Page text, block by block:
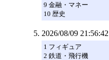
9 金融・マネー
10 歴史
2026/08/09 21:56:42
1 フィギュア
2 鉄道・飛行機